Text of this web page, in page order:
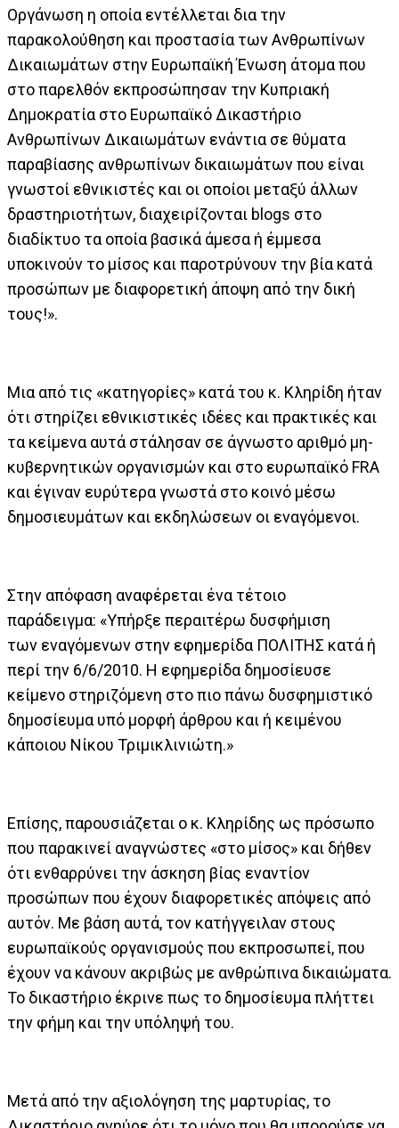
Οργάνωση η οποία εντέλλεται δια την
παρακολούθηση και προστασία των Ανθρωπίνων
Δικαιωμάτων στην Ευρωπαϊκή Ένωση άτομα που
στο παρελθόν εκπροσώπησαν την Κυπριακή
Δημοκρατία στο Ευρωπαϊκό Δικαστήριο
Ανθρωπίνων Δικαιωμάτων ενάντια σε θύματα
παραβίασης ανθρωπίνων δικαιωμάτων που είναι
γνωστοί εθνικιστές και οι οποίοι μεταξύ άλλων
δραστηριοτήτων, διαχειρίζονται blogs στο
διαδίκτυο τα οποία βασικά άμεσα ή έμμεσα
υποκινούν το μίσος και παροτρύνουν την βία κατά
προσώπων με διαφορετική άποψη από την δική
τους!».
Μια από τις «κατηγορίες» κατά του κ. Κληρίδη ήταν
ότι στηρίζει εθνικιστικές ιδέες και πρακτικές και
τα κείμενα αυτά στάλησαν σε άγνωστο αριθμό μη-
κυβερνητικών οργανισμών και στο ευρωπαϊκό FRA
και έγιναν ευρύτερα γνωστά στο κοινό μέσω
δημοσιευμάτων και εκδηλώσεων οι εναγόμενοι.
Στην απόφαση αναφέρεται ένα τέτοιο
παράδειγμα: «Υπήρξε περαιτέρω δυσφήμιση
των εναγόμενων στην εφημερίδα ΠΟΛΙΤΗΣ κατά ή
περί την 6/6/2010. Η εφημερίδα δημοσίευσε
κείμενο στηριζόμενη στο πιο πάνω δυσφημιστικό
δημοσίευμα υπό μορφή άρθρου και ή κειμένου
κάποιου Νίκου Τριμικλινιώτη.»
Επίσης, παρουσιάζεται ο κ. Κληρίδης ως πρόσωπο
που παρακινεί αναγνώστες «στο μίσος» και δήθεν
ότι ενθαρρύνει την άσκηση βίας εναντίον
προσώπων που έχουν διαφορετικές απόψεις από
αυτόν. Με βάση αυτά, τον κατήγγειλαν στους
ευρωπαϊκούς οργανισμούς που εκπροσωπεί, που
έχουν να κάνουν ακριβώς με ανθρώπινα δικαιώματα.
Το δικαστήριο έκρινε πως το δημοσίευμα πλήττει
την φήμη και την υπόληψή του.
Μετά από την αξιολόγηση της μαρτυρίας, το